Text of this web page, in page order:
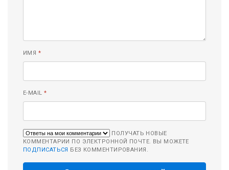
ИМЯ *
E-MAIL*
ПОЛУЧАТЬ НОВЫЕ
КОММЕНТАРИИ ПО ЭЛЕКТРОННОЙ ПОЧТЕ. ВЫ МОЖЕТЕ
ПОДПИСАТЬСЯ БЕЗ КОММЕНТИРОВАНИЯ.